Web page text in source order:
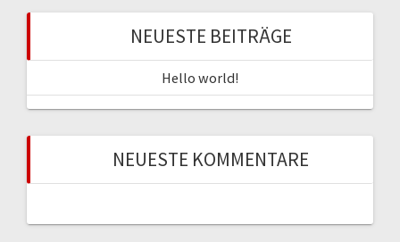
NEUESTE BEITRÄGE
Hello world!
NEUESTE KOMMENTARE